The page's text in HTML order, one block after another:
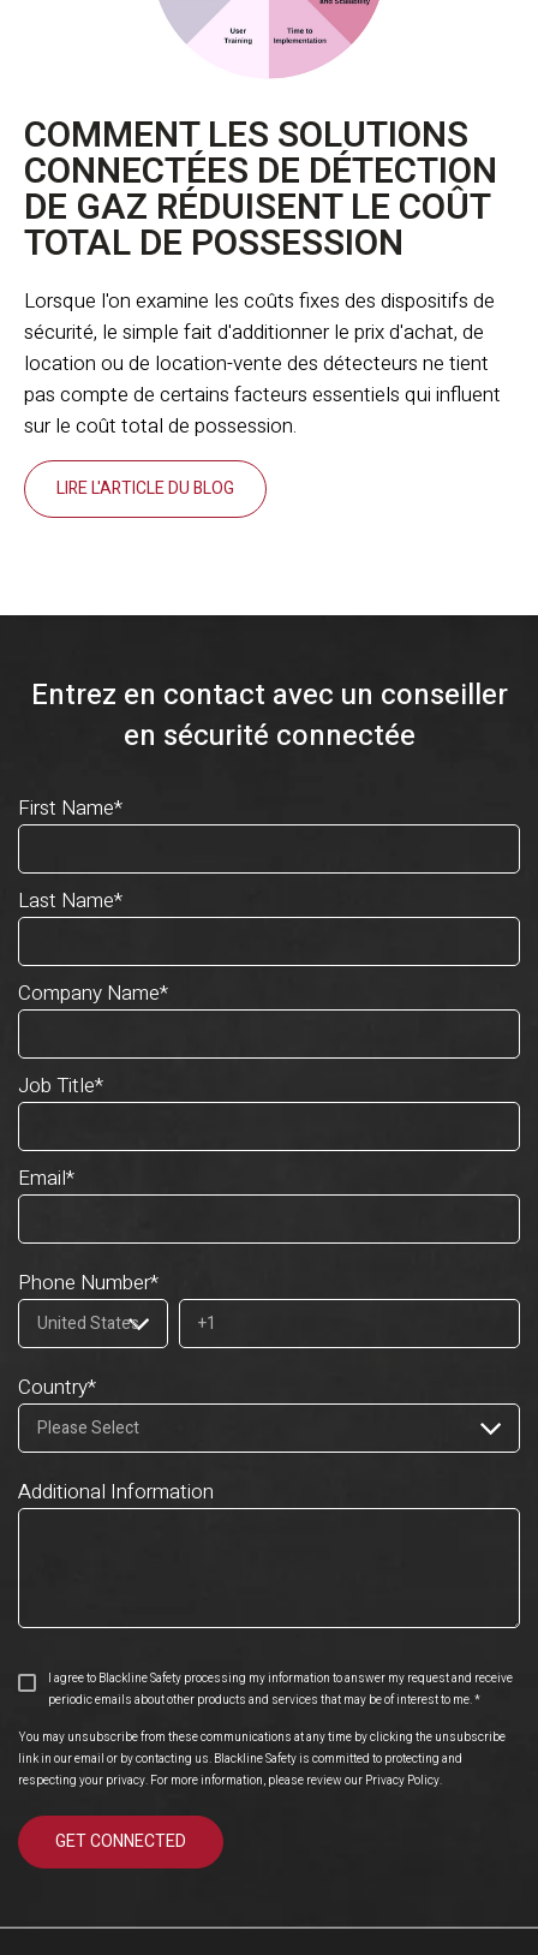
COMMENT LES SOLUTIONS
CONNECTÉES DE DÉTECTION
DE GAZ RÉDUISENT LE COÛT
TOTAL DE POSSESSION
Lorsque l'on examine les coûts fixes des dispositifs de
sécurité, le simple fait d'additionner le prix d'achat, de
location ou de location-vente des détecteurs ne tient
pas compte de certains facteurs essentiels qui influent
sur le coût total de possession.
LIRE L'ARTICLE DU BLOG
Entrez en contact avec un conseiller
en sécurité connectée
First Name*
Last Name*
Company Name*
Job Title*
Email*
Phone Number*
Country*
Additional Information
I agree to Blackline Safety processing my information to answer my request and receive
periodic emails about other products and services that may be of interest to me.*
You may unsubscribe from these communications at any time by clicking the unsubscribe
link in our email or by contacting us. Blackline Safety is committed to protecting and
respecting your privacy. For more information, please review our Privacy Policy.